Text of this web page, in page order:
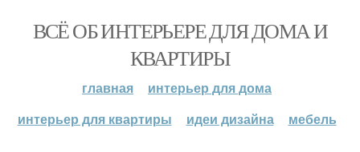
ВСЁ ОБ ИНТЕРЬЕРЕ ДЛЯ ДОМА И
КВАРТИРЫ
главная
интерьер для дома
интерьер для квартиры
идеи дизайна мебель